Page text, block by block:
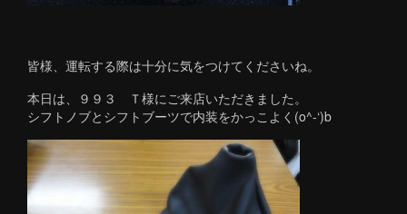
皆様、運転する際は十分に気をつけてくださいね。
本日は、９９３ Ｔ様にご来店いただきました。
シフトノブとシフトブーツで内装をかっこよく(o^-‘)b